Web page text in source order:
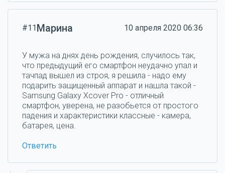
#11Марина 10 апреля 2020 06:36
У мужа на днях день рождения, случилось так,
что предыдущий его смартфон неудачно упал и
тачпад вышел из строя, я решила - надо ему
подарить защищенный аппарат и нашла такой -
Samsung Galaxy Xcover Pro - отличный
смартфон, уверена, не разобьется от простого
падения и характеристики классные - камера,
батарея, цена.
Ответить